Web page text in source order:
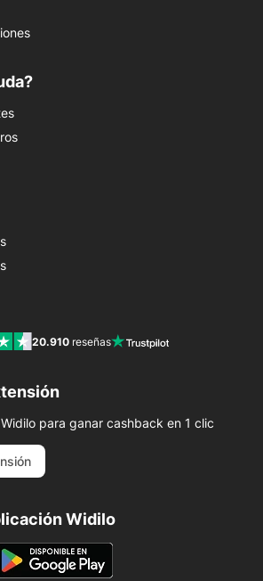
20.910 reseñas
para ganar cashback en 1 clic
Widilo